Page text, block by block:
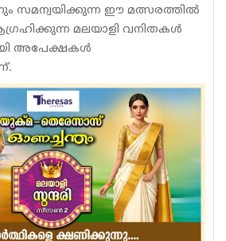
സമന്വയിക്കുന്ന ഈ മത്സരത്തിൽ
മലയാളി വനിതകൾ
അപേക്ഷകൾ